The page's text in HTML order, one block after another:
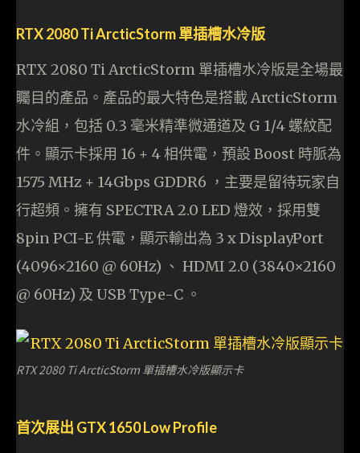
RTX 2080 Ti ArcticStorm 單插槽水冷版
RTX 2080 Ti ArcticStorm 單插槽水冷版是全場最
矚目的產品。產品的最大特色是搭載 ArcticStorm
水冷組，包括 0.3 毫米精準微通道及 G 1/4 螺紋配
件。顯示卡採用 16 + 4 相供電，預設 Boost 時脈為
1575 MHz + 14Gbps GDDR6 ，主要是留待玩家自
行超頻。擁有 SPECTRA 2.0 LED 燈效，採用雙
8pin PCI-E 供電，顯示輸出為 3 x DisplayPort
(4096×2160 @ 60Hz) 、 HDMI 2.0 (3840×2160
@ 60Hz) 及 USB Type-C 。
RTX 2080 Ti ArcticStorm 單插槽水冷版顯示卡
首次展出 GTX 1650 Low Profile